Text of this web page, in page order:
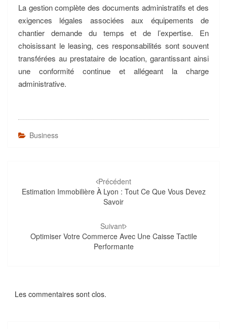
La gestion complète des documents administratifs et des
exigences légales associées aux équipements de
chantier demande du temps et de l’expertise. En
choisissant le leasing, ces responsabilités sont souvent
transférées au prestataire de location, garantissant ainsi
une conformité continue et allégeant la charge
administrative.
Business
d'article
Précédent
Estimation Immobilière À Lyon : Tout Ce Que Vous Devez
Savoir
Suivant
Optimiser Votre Commerce Avec Une Caisse Tactile
Performante
Les commentaires sont clos.